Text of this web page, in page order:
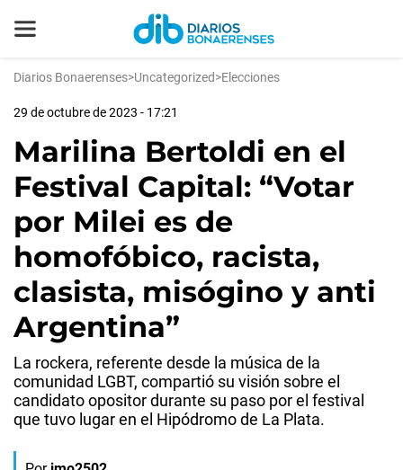
Diarios Bonaerenses>Uncategorized>Elecciones
29 de octubre de 2023 - 17:21
Marilina Bertoldi en el
Festival Capital: “Votar
por Milei es de
homofóbico, racista,
clasista, misógino y anti
Argentina”
La rockera, referente desde la música de la
comunidad LGBT, compartió su visión sobre el
candidato opositor durante su paso por el festival
que tuvo lugar en el Hipódromo de La Plata.